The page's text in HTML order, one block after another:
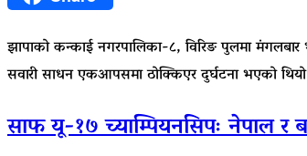
झापाको कन्काई नगरपालिका-८, विरिङ पुलमा मंगलबार
सवारी साधन एकआपसमा ठोक्किएर दुर्घटना भएको थियो
साफ यू-१७ च्याम्पियनसिपः नेपाल र